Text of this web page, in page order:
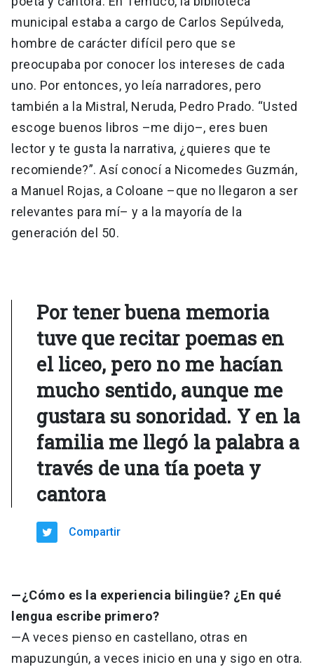
municipal estaba a cargo de Carlos Sepúlveda,
hombre de carácter difícil pero que se
preocupaba por conocer los intereses de cada
uno. Por entonces, yo leía narradores, pero
también a la Mistral, Neruda, Pedro Prado. “Usted
escoge buenos libros –me dijo–, eres buen
lector y te gusta la narrativa, ¿quieres que te
recomiende?”. Así conocí a Nicomedes Guzmán,
a Manuel Rojas, a Coloane –que no llegaron a ser
relevantes para mí– y a la mayoría de la
generación del 50.
Por tener buena memoria
tuve que recitar poemas en
el liceo, pero no me hacían
mucho sentido, aunque me
gustara su sonoridad. Y en la
familia me llegó la palabra a
través de una tía poeta y
cantora
Compartir
—¿Cómo es la experiencia bilingüe? ¿En qué
lengua escribe primero?
—A veces pienso en castellano, otras en
mapuzungún, a veces inicio en una y sigo en otra.